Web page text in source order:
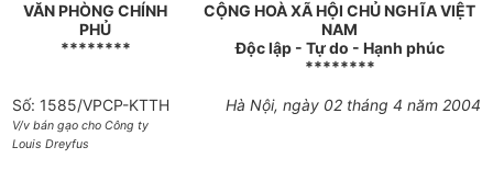
VĂN PHÒNG CHÍNH
PHỦ
********
CỘNG HOÀ XÃ HỘI CHỦ NGHĨA VIỆT
NAM
Độc lập - Tự do - Hạnh phúc
********
Số: 1585/VPCP-KTTH
V/v bán gạo cho Công ty
Louis Dreyfus
Hà Nội, ngày 02 tháng 4 năm 2004